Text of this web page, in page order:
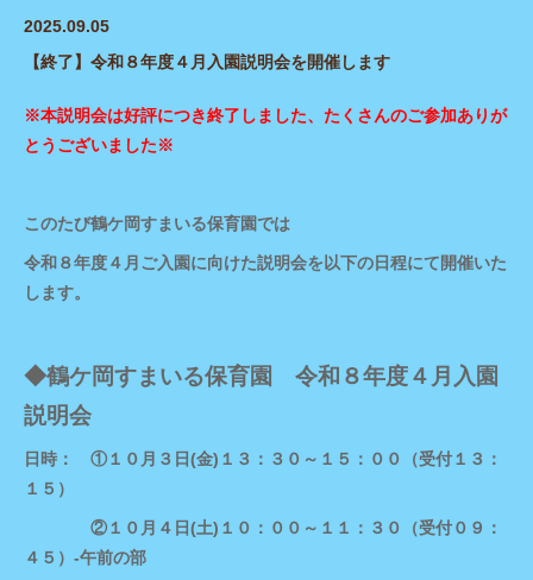
2025.09.05
【終了】令和８年度４月入園説明会を開催します
※本説明会は好評につき終了しました、たくさんのご参加ありが
とうございました※
このたび鶴ケ岡すまいる保育園では
令和８年度４月ご入園に向けた説明会を以下の日程にて開催いた
します。
◆鶴ケ岡すまいる保育園 令和８年度４月入園
説明会
日時： ①１０月３日(金)１３：３０～１５：００（受付１３：
１５）
②１０月 ４日(土)１０：００～１１：３０（受付０９：
４５）-午前の部